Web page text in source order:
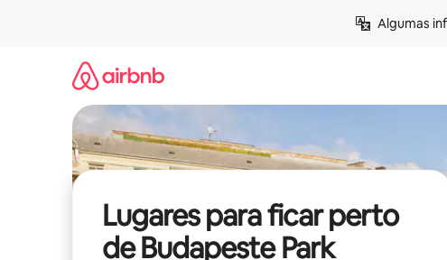
Algumas
Lugares para ficar perto
de Budapeste Park